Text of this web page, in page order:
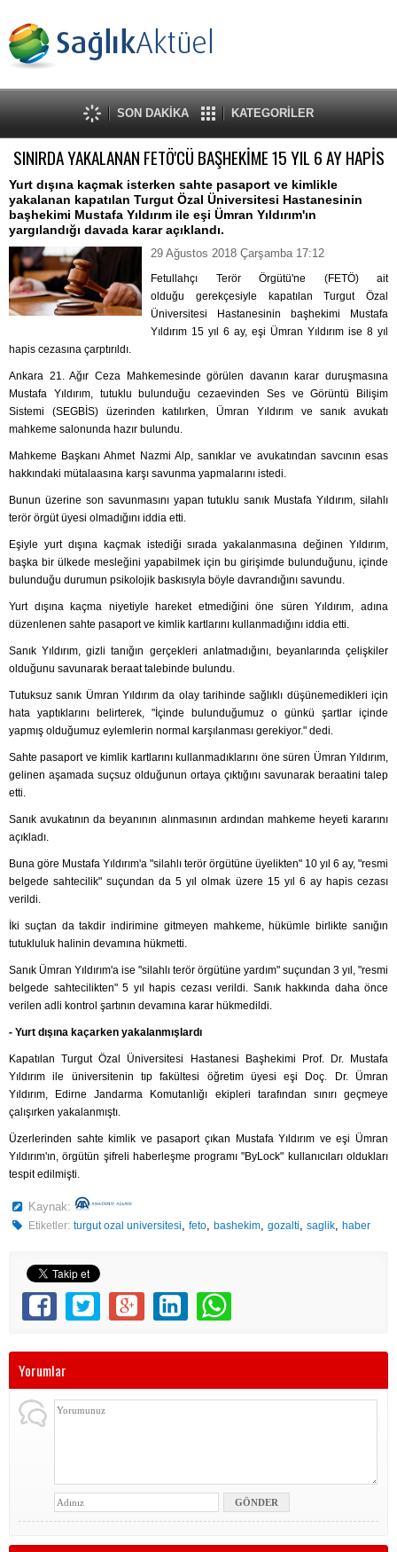
SON DAKİKA KATEGORİLER
SINIRDA YAKALANAN FETÖ'CÜ BAŞHEKİME 15 YIL 6 AY HAPİS
Yurt dışına kaçmak isterken sahte pasaport ve kimlikle
yakalanan kapatılan Turgut Özal Üniversitesi Hastanesinin
başhekimi Mustafa Yıldırım ile eşi Ümran Yıldırım'ın
yargılandığı davada karar açıklandı.
29 Ağustos 2018 Çarşamba 17:12
Fetullahçı Terör Örgütü'ne (FETÖ) ait
olduğu gerekçesiyle kapatılan Turgut Özal
Üniversitesi Hastanesinin başhekimi Mustafa
Yıldırım 15 yıl 6 ay, eşi Ümran Yıldırım ise 8 yıl
hapis cezasına çarptırıldı.
Ankara 21. Ağır Ceza Mahkemesinde görülen davanın karar duruşmasına
Mustafa Yıldırım, tutuklu bulunduğu cezaevinden Ses ve Görüntü Bilişim
Sistemi (SEGBİS) üzerinden katılırken, Ümran Yıldırım ve sanık avukatı
mahkeme salonunda hazır bulundu.
Mahkeme Başkanı Ahmet Nazmi Alp, sanıklar ve avukatından savcının esas
hakkındaki mütalaasına karşı savunma yapmalarını istedi.
Bunun üzerine son savunmasını yapan tutuklu sanık Mustafa Yıldırım, silahlı
terör örgüt üyesi olmadığını iddia etti.
Eşiyle yurt dışına kaçmak istediği sırada yakalanmasına değinen Yıldırım,
başka bir ülkede mesleğini yapabilmek için bu girişimde bulunduğunu, içinde
bulunduğu durumun psikolojik baskısıyla böyle davrandığını savundu.
Yurt dışına kaçma niyetiyle hareket etmediğini öne süren Yıldırım, adına
düzenlenen sahte pasaport ve kimlik kartlarını kullanmadığını iddia etti.
Sanık Yıldırım, gizli tanığın gerçekleri anlatmadığını, beyanlarında çelişkiler
olduğunu savunarak beraat talebinde bulundu.
Tutuksuz sanık Ümran Yıldırım da olay tarihinde sağlıklı düşünemedikleri için
hata yaptıklarını belirterek, "İçinde bulunduğumuz o günkü şartlar içinde
yapmış olduğumuz eylemlerin normal karşılanması gerekiyor." dedi.
Sahte pasaport ve kimlik kartlarını kullanmadıklarını öne süren Ümran Yıldırım,
gelinen aşamada suçsuz olduğunun ortaya çıktığını savunarak beraatini talep
etti.
Sanık avukatının da beyanının alınmasının ardından mahkeme heyeti kararını
açıkladı.
Buna göre Mustafa Yıldırım'a "silahlı terör örgütüne üyelikten" 10 yıl 6 ay, "resmi
belgede sahtecilik" suçundan da 5 yıl olmak üzere 15 yıl 6 ay hapis cezası
verildi.
İki suçtan da takdir indirimine gitmeyen mahkeme, hükümle birlikte sanığın
tutukluluk halinin devamına hükmetti.
Sanık Ümran Yıldırım'a ise "silahlı terör örgütüne yardım" suçundan 3 yıl, "resmi
belgede sahtecilikten" 5 yıl hapis cezası verildi. Sanık hakkında daha önce
verilen adli kontrol şartının devamına karar hükmedildi.
- Yurt dışına kaçarken yakalanmışlardı
Kapatılan Turgut Özal Üniversitesi Hastanesi Başhekimi Prof. Dr. Mustafa
Yıldırım ile üniversitenin tıp fakültesi öğretim üyesi eşi Doç. Dr. Ümran
Yıldırım, Edirne Jandarma Komutanlığı ekipleri tarafından sınırı geçmeye
çalışırken yakalanmıştı.
Üzerlerinden sahte kimlik ve pasaport çıkan Mustafa Yıldırım ve eşi Ümran
Yıldırım'ın, örgütün şifreli haberleşme programı "ByLock" kullanıcıları oldukları
tespit edilmişti.​
Kaynak:
Etiketler: turgut ozal universitesi,feto,bashekim,gozalti,saglik,haber
Yorumlar